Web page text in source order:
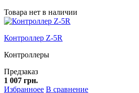
Товара нет в наличии
Контроллер Z-5R
Контроллеры
Предзаказ
1 007 грн.
Избранноее В сравнение